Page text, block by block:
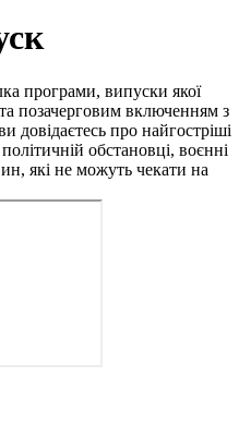
програми, випуски якої
позачерговим включенням з
про найгостріші
обстановці, воєнні
які не можуть чекати на